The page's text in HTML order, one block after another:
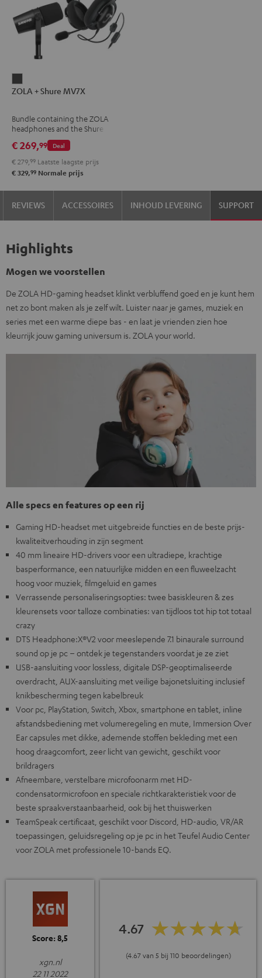
+
MV7X
Dark
Gray
ZOLA + Shure MV7X
Bundle containing the ZOLA
headphones and the Shure
MV7X microphone.
Deal
€ 269,99
€ 279, 99 Laatste laagste prijs
€ 329,99 Normale prijs
REVIEWS ACCESSOIRES INHOUD LEVERING SUPPORT
Highlights
Mogen we voorstellen
De ZOLA HD-gaming headset klinkt verbluffend goed en je kunt hem
net zo bont maken als je zelf wilt. Luister naar je games, muziek en
series met een warme diepe bas - en laat je vrienden zien hoe
kleurrijk jouw gaming universum is. ZOLA your world.
Alle specs en features op een rij
Gaming HD-headset met uitgebreide functies en de beste prijs-
kwaliteitverhouding in zijn segment
40 mm lineaire HD-drivers voor een ultradiepe, krachtige
basperformance, een natuurlijke midden en een fluweelzacht
hoog voor muziek, filmgeluid en games
Verrassende personaliseringsopties: twee basiskleuren & zes
kleurensets voor talloze combinaties: van tijdloos tot hip tot totaal
crazy
DTS Headphone:X®V2 voor meeslepende 7.1 binaurale surround
sound op je pc – ontdek je tegenstanders voordat je ze ziet
USB-aansluiting voor lossless, digitale DSP-geoptimaliseerde
overdracht, AUX-aansluiting met veilige bajonetsluiting inclusief
knikbescherming tegen kabelbreuk
Voor pc, PlayStation, Switch, Xbox, smartphone en tablet, inline
afstandsbediening met volumeregeling en mute, Immersion Over
Ear capsules met dikke, ademende stoffen bekleding met een
hoog draagcomfort, zeer licht van gewicht, geschikt voor
brildragers
Afneembare, verstelbare microfoonarm met HD-
condensatormicrofoon en speciale richtkarakteristiek voor de
beste spraakverstaanbaarheid, ook bij het thuiswerken
TeamSpeak certificaat, geschikt voor Discord, HD-audio, VR/AR
toepassingen, geluidsregeling op je pc in het Teufel Audio Center
voor ZOLA met professionele 10-bands EQ.
Score: 8,5
xgn.nl
22 11 2022
4.67
(4.67 van 5 bij 110 beoordelingen)